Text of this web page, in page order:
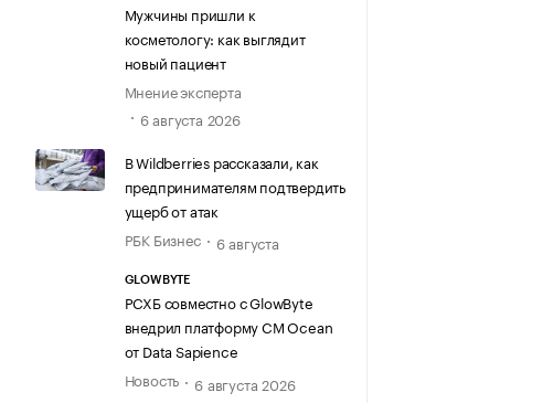
Мужчины пришли к
косметологу: как выглядит
новый пациент
Мнение эксперта
6 августа 2026
В Wildberries рассказали, как
предпринимателям подтвердить
ущерб от атак
РБК Бизнес
6 августа
GLOWBYTE
РСХБ совместно с GlowByte
внедрил платформу CM Ocean
от Data Sapience
Новость
6 августа 2026